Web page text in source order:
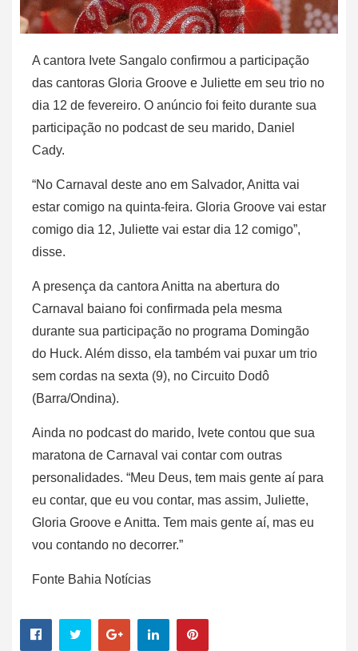
A cantora Ivete Sangalo confirmou a participação
das cantoras Gloria Groove e Juliette em seu trio no
dia 12 de fevereiro. O anúncio foi feito durante sua
participação no podcast de seu marido, Daniel
Cady.
“No Carnaval deste ano em Salvador, Anitta vai
estar comigo na quinta-feira. Gloria Groove vai estar
comigo dia 12, Juliette vai estar dia 12 comigo”,
disse.
A presença da cantora Anitta na abertura do
Carnaval baiano foi confirmada pela mesma
durante sua participação no programa Domingão
do Huck. Além disso, ela também vai puxar um trio
sem cordas na sexta (9), no Circuito Dodô
(Barra/Ondina).
Ainda no podcast do marido, Ivete contou que sua
maratona de Carnaval vai contar com outras
personalidades. “Meu Deus, tem mais gente aí para
eu contar, que eu vou contar, mas assim, Juliette,
Gloria Groove e Anitta. Tem mais gente aí, mas eu
vou contando no decorrer.”
Fonte Bahia Notícias